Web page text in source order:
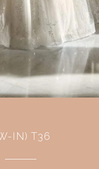
IN) T36